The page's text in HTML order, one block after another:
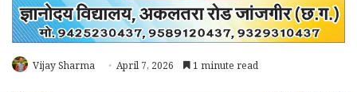
Vijay Sharma April 7, 2026 1 minute read